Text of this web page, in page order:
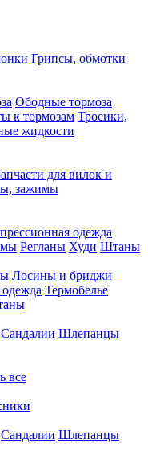
Грипсы, обмотки
Ободные тормоза
к тормозам Тросики,
жидкости
для вилок и
зажимы
одежда
Регланы Худи Штаны
Лосины и бриджи
Термобелье
Сандалии Шлепанцы
все
Сандалии Шлепанцы